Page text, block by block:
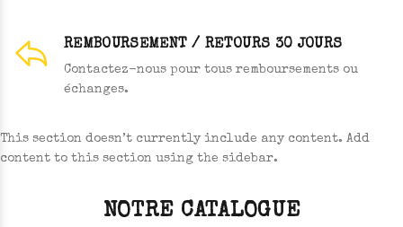
REMBOURSEMENT / RETOURS 30 JOURS
Contactez-nous pour tous remboursements ou
échanges.
This section doesn’t currently include any content. Add
content to this section using the sidebar.
NOTRE CATALOGUE